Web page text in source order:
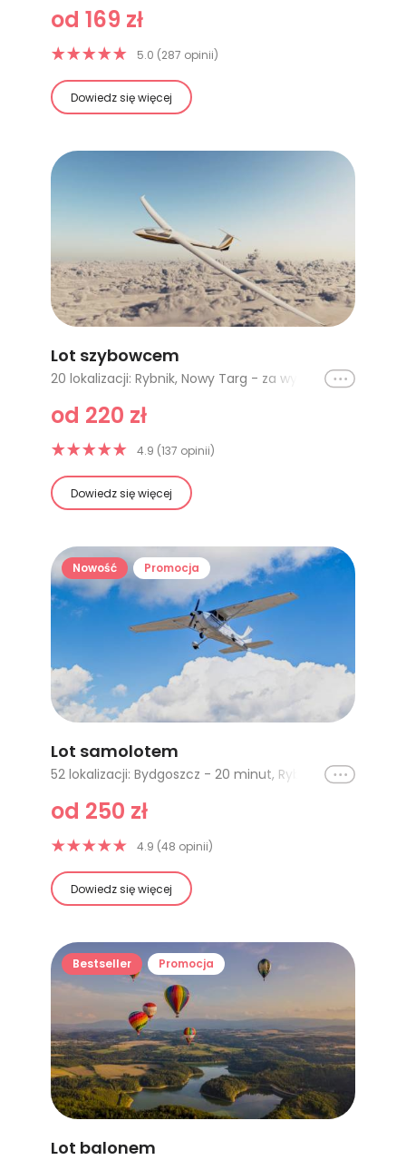
od 169 zł
5.0 (287 opinii)
Dowiedz się więcej
Lot szybowcem
20 lokalizacji: Rybnik, Nowy Targ - za wyciągarką, Toruń - start za wyciągarką, Toruń - start za samolotem, Gdańsk, Rzeszów, Częstochowa - lot zapoznawczy, Ostrów Wielkopolski, Gliwice - start za wyciągarką, Nowy Targ - lot nad Gorce, Nowy Targ - lot nad Kasprowy, Wrocław - 15 minut (z własnym napędem), Częstochowa 30 minut - lot zapoznawczy, Krosno, Elbląg - 15 minut, Gliwice - lot za samolotem (30-50 min), Gliwice - lot motoszybowcem 20 minut, Włocławek - start za wyciągarką, Włocławek - start za samolotem (7-10 min), Włocławek - start za samolotem (20 min)
Ikona
od 220 zł
4.9 (137 opinii)
Dowiedz się więcej
Nowość Promocja
Lot samolotem
52 lokalizacji: Bydgoszcz - 20 minut, Rybnik - 10 minut (1-3 os), Łódź - 30 minut, Toruń (Łysomice) - 20 minut, Toruń (Łysomice) - lot VIP, Bydgoszcz - lot VIP, Rybnik - 20 minut (1-3os), Rybnik - 30 minut (1-3os), Kraków - 20 minut, Kraków - 30 minut, Trójmiasto - 15 minut, Trójmiasto - 30 minut, Jura Krakowsko-Częstochowska - 15 minut, Gliwice - 20 minut, Kielce - lot w Tatry, Zakopane - 20 minut (3 osoby), Gliwice - 30 minut (Pipistrel), Olsztyn - 15 minut, Olsztyn - 30 minut, Olsztyn - 60 minut, Kielce - 15 minut, Kielce - 20 minut, Kielce - 30 minut, Kielce - 60 minut, Jaworzno - 20 minut, Jaworzno - 30 minut, Jura Krakowsko-Częstochowska - 30 minut, Lot nad Tatrami, Mazury - 15 minut, Mazury - 30 minut, Mazury - 60 minut, Warszawa - 15 minut, Warszawa - 30 minut, Warszawa - 60 minut, Łódź - 15 minut, Łódź - 60 minut, Gliwice - lot w Beskidy, Gliwice - lot w Tatry, Gdańsk - 15 minut, Bielsko-Biała - 20 minut, Bielsko-Biała - 30 minut, Opole (Kamień Śląski) - 20 minut, Opole (Kamień Śląski) - 30 minut, Szczecinek - 15 minut, Szczecinek z filmowaniem - 15 minut, Bydgoszcz - 30 minut, Katowice - 20 minut, Szczecin - 15 minut, Szczecin - 30 minut, Szczecin - 60 minut, Włocławek - Cessna 172 - 15 minut, Włocławek - Cessna 172 - 30 minut
Ikona
od 250 zł
4.9 (48 opinii)
Dowiedz się więcej
Bestseller Promocja
Lot balonem